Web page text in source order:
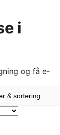
i
og få e-
& sortering